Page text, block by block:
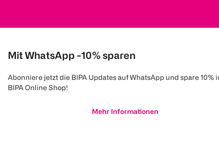
Mit WhatsApp -10% sparen
Abonniere jetzt die BIPA Updates auf WhatsApp und spare 10%
BIPA Online Shop!
Mehr Informationen